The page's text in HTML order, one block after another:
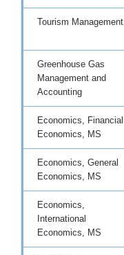
Tourism Management
Greenhouse Gas
Management and
Accounting
Economics, Financial
Economics, MS
Economics, General
Economics, MS
Economics,
International
Economics, MS